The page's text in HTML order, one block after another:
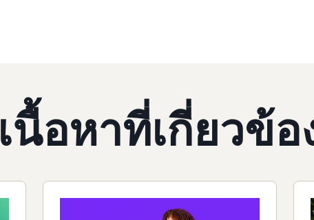
เนื้อหาที่เกี่ยวข้อ